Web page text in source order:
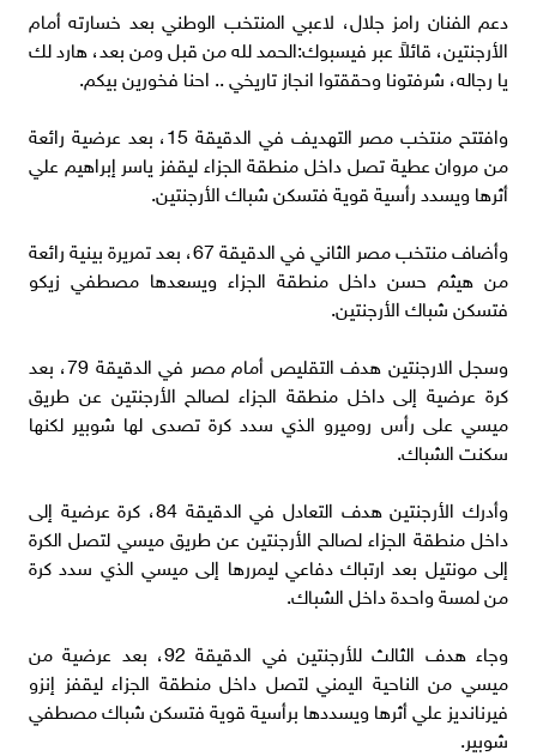
دعم الفنان رامز جلال، لاعبي المنتخب الوطني بعد خسارته أمام
الأرجنتين، قائلاً عبر فيسبوك:الحمد لله من قبل ومن بعد، هارد لك
يا رجاله، شرفتونا وحققتوا انجاز تاريخي .. احنا فخورين بيكم.
وافتتح منتخب مصر التهديف في الدقيقة 15، بعد عرضية رائعة
من مروان عطية تصل داخل منطقة الجزاء ليقفز ياسر إبراهيم علي
أثرها ويسدد رأسية قوية فتسكن شباك الأرجنتين.
وأضاف منتخب مصر الثاني في الدقيقة 67، بعد تمريرة بينية رائعة
من هيثم حسن داخل منطقة الجزاء ويسعدها مصطفي زيكو
فتسكن شباك الأرجنتين.
وسجل الارجنتين هدف التقليص أمام مصر في الدقيقة 79، بعد
كرة عرضية إلى داخل منطقة الجزاء لصالح الأرجنتين عن طريق
ميسي على رأس روميرو الذي سدد كرة تصدى لها شوبير لكنها
سكنت الشباك.
وأدرك الأرجنتين هدف التعادل في الدقيقة 84، كرة عرضية إلى
داخل منطقة الجزاء لصالح الأرجنتين عن طريق ميسي لتصل الكرة
إلى مونتيل بعد ارتباك دفاعي ليمررها إلى ميسي الذي سدد كرة
من لمسة واحدة داخل الشباك.
وجاء هدف الثالث للأرجنتين في الدقيقة 92، بعد عرضية من
ميسي من الناحية اليمني لتصل داخل منطقة الجزاء ليقفز إنزو
فيرنانديز علي أثرها ويسددها برأسية قوية فتسكن شباك مصطفي
شوبير.